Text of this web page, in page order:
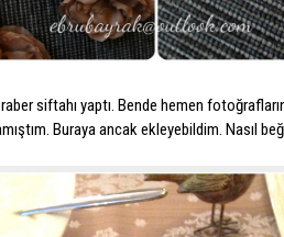
siftahı yaptı. Bende hemen
Buraya ancak ekleyebildim. Nasıl